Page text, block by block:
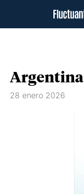
Argentina
28 enero 2026